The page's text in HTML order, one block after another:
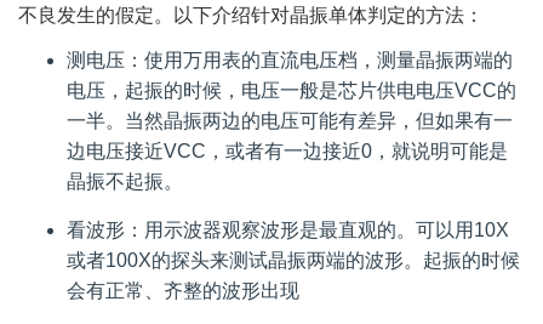
不良发生的假定。以下介绍针对晶振单体判定的方法：
测电压：使用万用表的直流电压档，测量晶振两端的
电压，起振的时候，电压一般是芯片供电电压VCC的
一半。当然晶振两边的电压可能有差异，但如果有一
边电压接近VCC，或者有一边接近0，就说明可能是
晶振不起振。
看波形：用示波器观察波形是最直观的。可以用10X
或者100X的探头来测试晶振两端的波形。起振的时候
会有正常、齐整的波形出现